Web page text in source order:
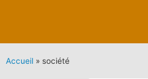
Accueil » société